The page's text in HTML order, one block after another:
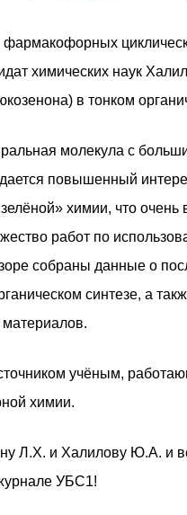
химических наук
в тонком
молекула с
повышенный
химии, что
работ по
собраны данные о
синтезе, а
учёным,
химии.
Л.Х. и Халилову Ю.А. и
УБС1!